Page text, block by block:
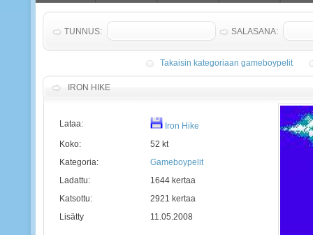
Takaisin kategoriaan gameboypelit
IRON HIKE
Lataa:
Iron Hike
Koko:
52 kt
Kategoria:
Gameboypelit
Ladattu:
1644 kertaa
Katsottu:
2921 kertaa
Lisätty
11.05.2008
TUNNUS: SALASANA: